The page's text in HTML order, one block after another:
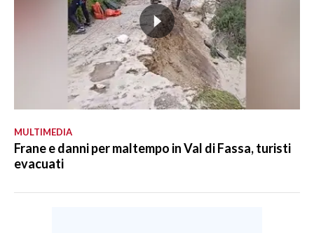
MULTIMEDIA
Frane e danni per maltempo in Val di Fassa, turisti
evacuati